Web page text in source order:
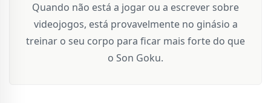
Quando não está a jogar ou a escrever sobre
videojogos, está provavelmente no ginásio a
treinar o seu corpo para ficar mais forte do que
o Son Goku.